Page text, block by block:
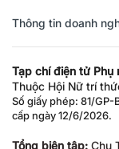
Thông tin doanh
Tạp chí điện tử Phụ
Thuộc Hội Nữ trí
Số giấy phép: 81/GP-
cấp ngày 12/6/2026.